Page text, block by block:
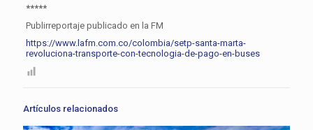
*****
Publirreportaje publicado en la FM
https://www.lafm.com.co/colombia/setp-santa-marta-
revoluciona-transporte-con-tecnologia-de-pago-en-buses
Artículos relacionados